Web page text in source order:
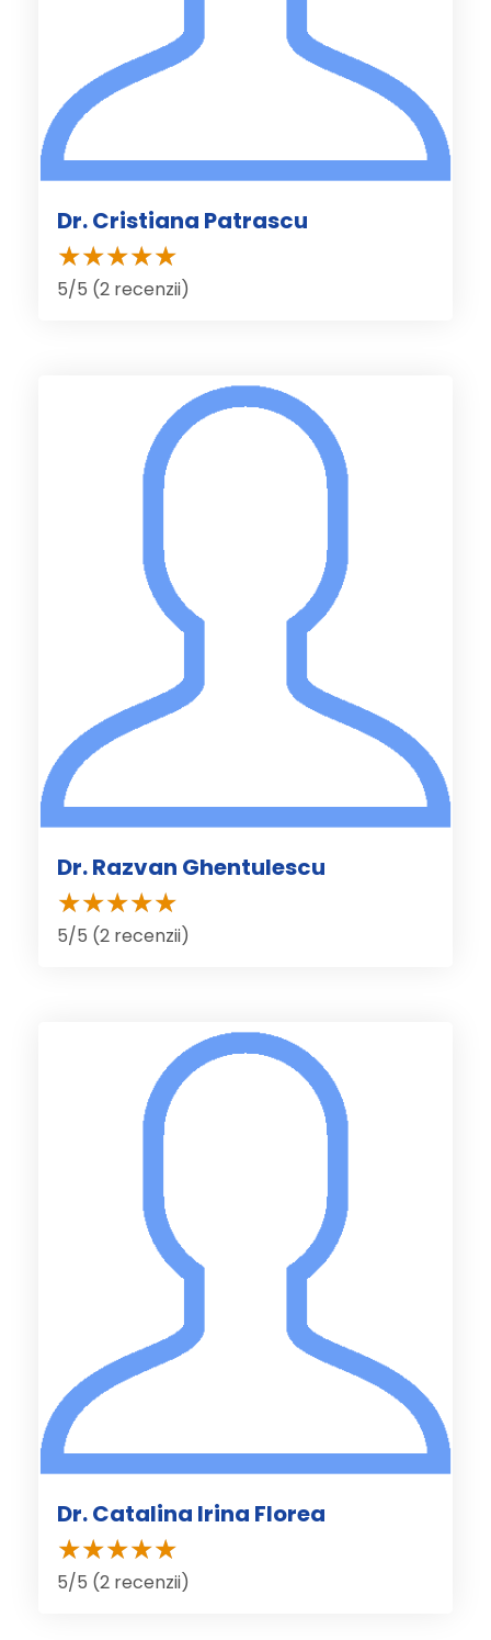
Dr. Cristiana Patrascu
5/5 (2 recenzii)
Dr. Razvan Ghentulescu
5/5 (2 recenzii)
Dr. Catalina Irina Florea
5/5 (2 recenzii)